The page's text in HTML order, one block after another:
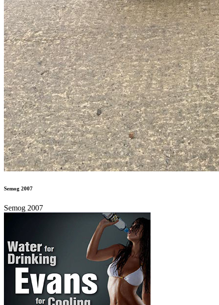
Semog 2007
Semog 2007
3.000 €
Autor:
BELTZ
Carcross y Fórmulas TT /Carcross
23-Abr-2023 14:45
Referencia:
Visualizaciones:
Provincia:
España
Teléfono:
620246236
T-Shirt,Women ,Top